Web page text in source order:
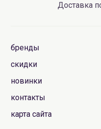
Доставка
бренды
скидки
новинки
контакты
карта сайта